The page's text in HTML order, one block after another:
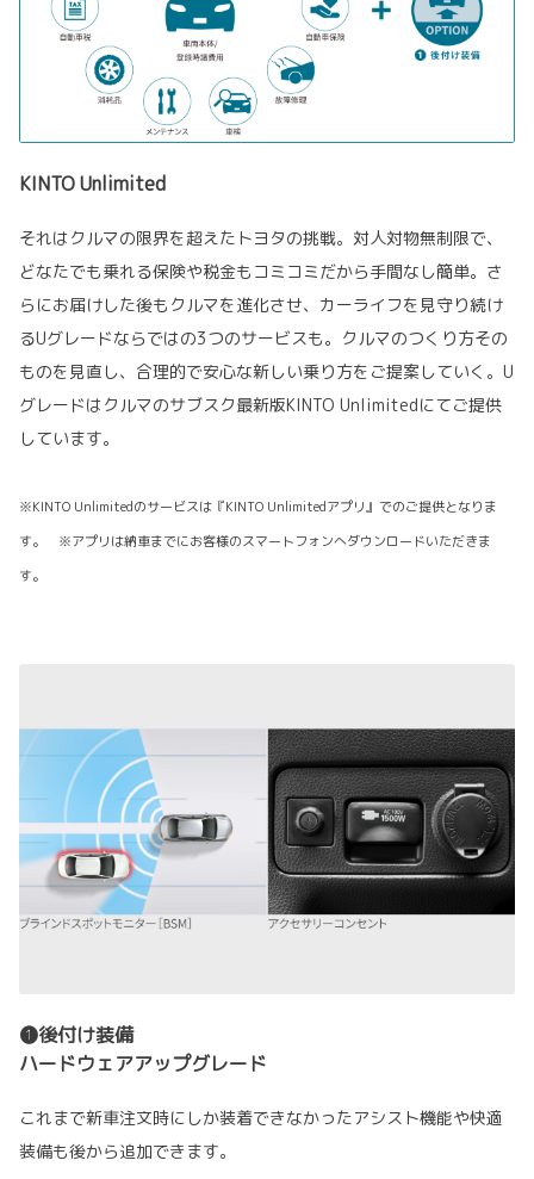
KINTO Unlimited
それはクルマの限界を超えたトヨタの挑戦。対人対物無制限で、
どなたでも乗れる保険や税金もコミコミだから手間なし簡単。さ
らにお届けした後もクルマを進化させ、カーライフを見守り続け
るUグレードならではの3つのサービスも。クルマのつくり方その
ものを見直し、合理的で安心な新しい乗り方をご提案していく。U
グレードはクルマのサブスク最新版KINTO Unlimitedにてご提供
しています。
※KINTO Unlimitedのサービスは『KINTO Unlimitedアプリ』でのご提供となりま
す。 ※アプリは納車までにお客様のスマートフォンへダウンロードいただきま
す。
❶後付け装備
ハードウェアアップグレード
これまで新車注文時にしか装着できなかったアシスト機能や快適
装備も後から追加できます。